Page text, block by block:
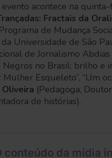
acontece na
Fractais da
de Mudança
Universidade de São
de Jornalismo
no Brasil: brilho e
Mulher Esqueleto”, “Um
(Pedagoga,
de histórias).